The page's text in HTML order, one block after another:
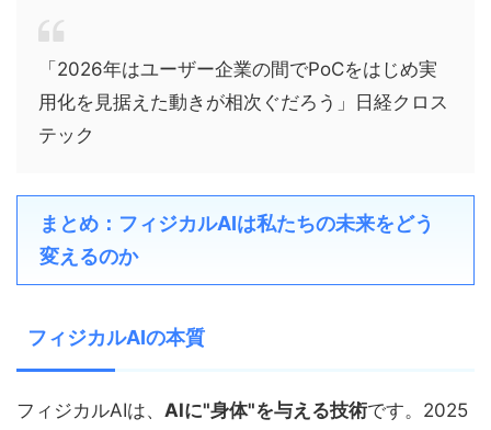
「2026年はユーザー企業の間でPoCをはじめ実
用化を見据えた動きが相次ぐだろう」日経クロス
テック
まとめ：フィジカルAIは私たちの未来をどう
変えるのか
フィジカルAIの本質
フィジカルAIは、 AIに"身体"を与える技術です。2025